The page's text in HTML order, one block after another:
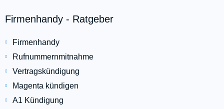
Firmenhandy - Ratgeber
Firmenhandy
Rufnummernmitnahme
Vertragskündigung
Magenta kündigen
A1 Kündigung